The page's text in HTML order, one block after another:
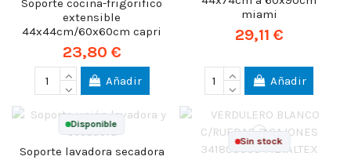
Soporte cocina-frigorifico
extensible
44x44cm/60x60cm capri
23,80 €
Añadir
miami
29,11 €
Añadir
Disponible
Soporte lavadora secadora
Sin stock